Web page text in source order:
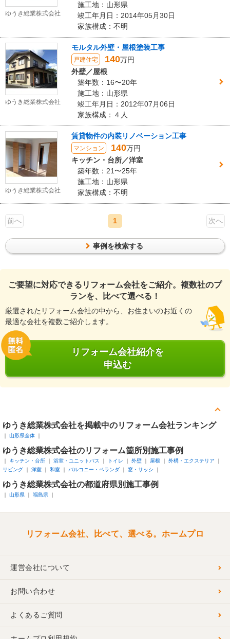
ゆうき総業株式会社
施工地：山形県
竣工年月日：2014年05月30日
家族構成：不明
ゆうき総業株式会社
モルタル外壁・屋根塗装工事
戸建住宅 140万円
外壁／屋根
築年数：16〜20年
施工地：山形県
竣工年月日：2012年07月06日
家族構成：４人
ゆうき総業株式会社
賃貸物件の内装リノベーション工事
マンション 140万円
キッチン・台所／洋室
築年数：21〜25年
施工地：山形県
家族構成：不明
前へ 1 次へ
事例を検索する
ご要望に対応できるリフォーム会社をご紹介。複数社のプ
ランを、比べて選べる！
厳選されたリフォーム会社の中から、お住まいのお近くの
最適な会社を複数ご紹介します。
リフォーム会社紹介を
申込む
ゆうき総業株式会社を掲載中のリフォーム会社ランキング
山形県全体
ゆうき総業株式会社のリフォーム箇所別施工事例
キッチン・台所 浴室・ユニットバス トイレ 外壁 屋根
外構・エクステリア
リビング
洋室 和室 バルコニー・ベランダ 窓・サッシ
ゆうき総業株式会社の都道府県別施工事例
山形県 福島県
リフォーム会社、比べて、選べる。ホームプロ
運営会社について
お問い合わせ
よくあるご質問